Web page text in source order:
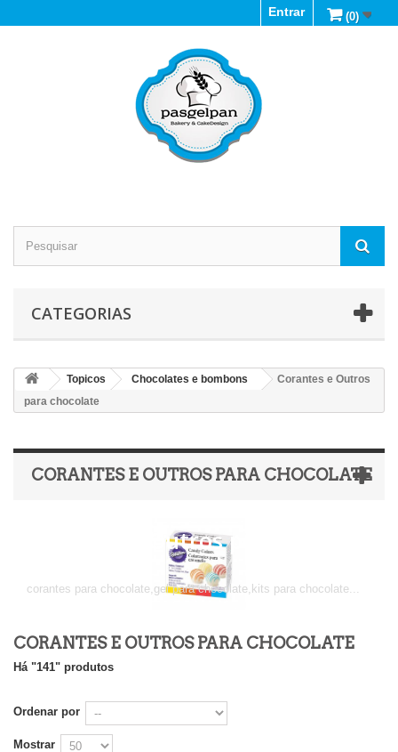
(0)
Entrar
CATEGORIAS
Topicos Chocolates e bombons
Corantes e Outros
para chocolate
CORANTES E OUTROS PARA CHOCOLATE
Corantes e Outros para
corantes para chocolate,gel para chocolate,kits para chocolate...
CORANTES E OUTROS PARA CHOCOLATE
Há "141" produtos
Ordenar por
Mostrar